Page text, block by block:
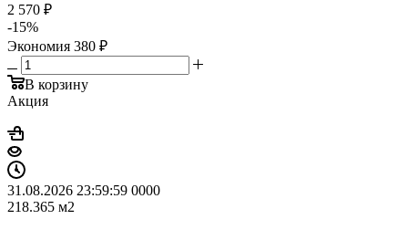
2 570 ₽
-15%
Экономия 380 ₽
В корзину
Акция
31.08.2026 23:59:59 0000
218.365 м2